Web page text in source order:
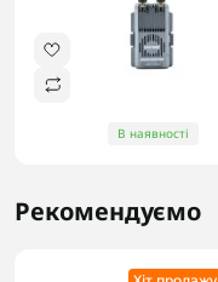
В наявності
Рекомендуємо